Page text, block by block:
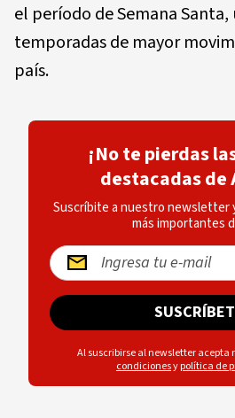
el período de Semana Santa,
temporadas de mayor
país.
¡No te pierdas
destacadas de
Suscríbite a nuestro newsletter
más importantes
Al suscribirse al newsletter acepta
condicionesypolítica de